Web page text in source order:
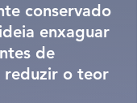
conservado
enxaguar
de
reduzir o teor